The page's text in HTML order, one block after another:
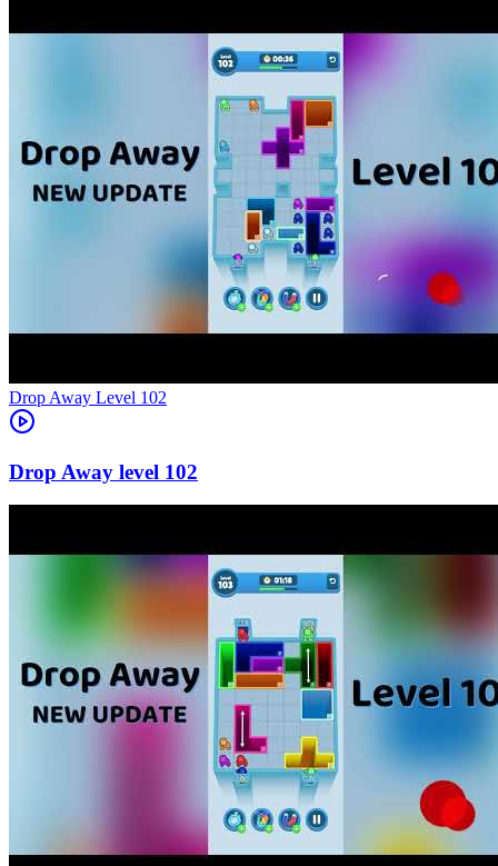
Level 102
102